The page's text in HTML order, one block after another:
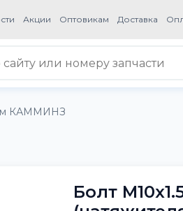
Акции Оптовикам Доставка
КАММИНЗ
Болт